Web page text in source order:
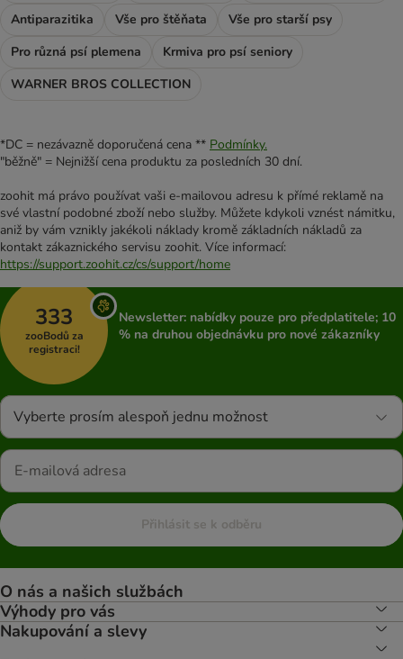
Antiparazitika
Vše pro štěňata
Vše pro starší psy
Pro různá psí plemena
Krmiva pro psí seniory
WARNER BROS COLLECTION
*DC = nezávazně doporučená cena ** Podmínky.
"běžně" = Nejnižší cena produktu za posledních 30 dní.
zoohit má právo používat vaši e-mailovou adresu k přímé reklamě na
své vlastní podobné zboží nebo služby. Můžete kdykoli vznést námitku,
aniž by vám vznikly jakékoli náklady kromě základních nákladů za
kontakt zákaznického servisu zoohit. Více informací:
https://support.zoohit.cz/cs/support/home
333
zooBodů za
registraci!
Newsletter: nabídky pouze pro předplatitele; 10
% na druhou objednávku pro nové zákazníky
Vyberte prosím alespoň jednu možnost
Přihlásit se k odběru
O nás a našich službách
Výhody pro vás
Nakupování a slevy